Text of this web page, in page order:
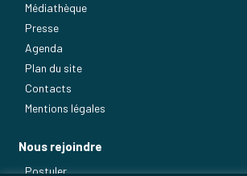
Médiathèque
Presse
Agenda
Plan du site
Contacts
Mentions légales
Nous rejoindre
Postuler